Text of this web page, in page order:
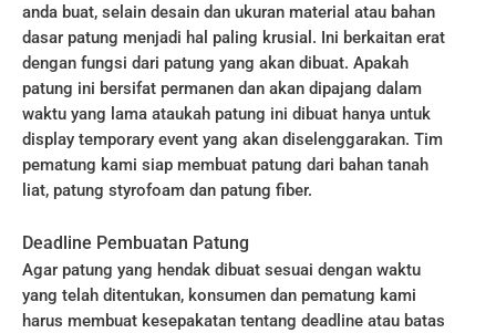
anda buat, selain desain dan ukuran material atau bahan
dasar patung menjadi hal paling krusial. Ini berkaitan erat
dengan fungsi dari patung yang akan dibuat. Apakah
patung ini bersifat permanen dan akan dipajang dalam
waktu yang lama ataukah patung ini dibuat hanya untuk
display temporary event yang akan diselenggarakan. Tim
pematung kami siap membuat patung dari bahan tanah
liat, patung styrofoam dan patung fiber.
Deadline Pembuatan Patung
Agar patung yang hendak dibuat sesuai dengan waktu
yang telah ditentukan, konsumen dan pematung kami
harus membuat kesepakatan tentang deadline atau batas